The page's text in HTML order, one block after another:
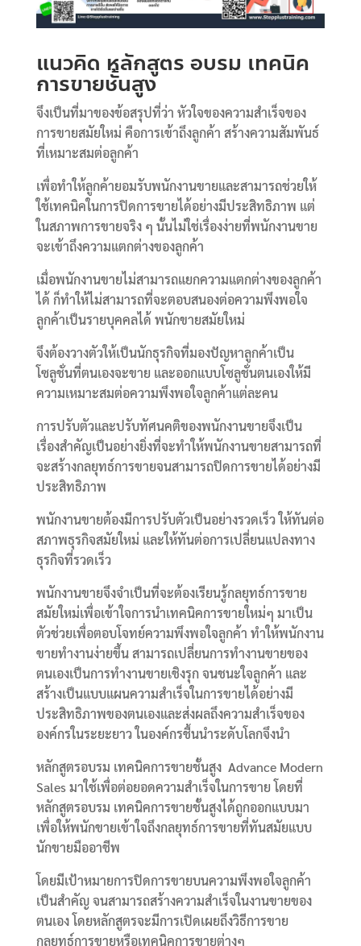
แนวคิด หลักสูตร อบรม เทคนิค
การขายชั้นสูง
จึงเป็นที่มาของข้อสรุปที่ว่า หัวใจของความสำเร็จของ
การขายสมัยใหม่ คือการเข้าถึงลูกค้า สร้างความสัมพันธ์
ที่เหมาะสมต่อลูกค้า
เพื่อทำให้ลูกค้ายอมรับพนักงานขายและสามารถช่วยให้
ใช้เทคนิคในการปิดการขายได้อย่างมีประสิทธิภาพ แต่
ในสภาพการขายจริง ๆ นั้นไม่ใช่เรื่องง่ายที่พนักงานขาย
จะเข้าถึงความแตกต่างของลูกค้า
เมื่อพนักงานขายไม่สามารถแยกความแตกต่างของลูกค้า
ได้ ก็ทำให้ไม่สามารถที่จะตอบสนองต่อความพึงพอใจ
ลูกค้าเป็นรายบุคคลได้ พนักขายสมัยใหม่
จึงต้องวางตัวให้เป็นนักธุรกิจที่มองปัญหาลูกค้าเป็น
โซลูชั่นที่ตนเองจะขาย และออกแบบโซลูชั่นตนเองให้มี
ความเหมาะสมต่อความพึงพอใจลูกค้าแต่ละคน
การปรับตัวและปรับทัศนคติของพนักงานขายจึงเป็น
เรื่องสำคัญเป็นอย่างยิ่งที่จะทำให้พนักงานขายสามารถที่
จะสร้างกลยุทธ์การขายจนสามารถปิดการขายได้อย่างมี
ประสิทธิภาพ
พนักงานขายต้องมีการปรับตัวเป็นอย่างรวดเร็ว ให้ทันต่อ
สภาพธุรกิจสมัยใหม่ และให้ทันต่อการเปลี่ยนแปลงทาง
ธุรกิจที่รวดเร็ว
พนักงานขายจึงจำเป็นที่จะต้องเรียนรู้กลยุทธ์การขาย
สมัยใหม่เพื่อเข้าใจการนำเทคนิคการขายใหม่ๆ มาเป็น
ตัวช่วยเพื่อตอบโจทย์ความพึงพอใจลูกค้า ทำให้พนักงาน
ขายทำงานง่ายขึ้น สามารถเปลี่ยนการทำงานขายของ
ตนเองเป็นการทำงานขายเชิงรุก จนชนะใจลูกค้า และ
สร้างเป็นแบบแผนความสำเร็จในการขายได้อย่างมี
ประสิทธิภาพของตนเองและส่งผลถึงความสำเร็จของ
องค์กรในระยะยาว ในองค์กรชื้นนำระดับโลกจึงนำ
หลักสูตรอบรม เทคนิคการขายชั้นสูง Advance Modern
Sales มาใช้เพื่อต่อยอดความสำเร็จในการขาย โดยที่
หลักสูตรอบรม เทคนิคการขายชั้นสูงได้ถูกออกแบบมา
เพื่อให้พนักขายเข้าใจถึงกลยุทธ์การขายที่ทันสมัยแบบ
นักขายมืออาชีพ
โดยมีเป้าหมายการปิดการขายบนความพึงพอใจลูกค้า
เป็นสำคัญ จนสามารถสร้างความสำเร็จในงานขายของ
ตนเอง โดยหลักสูตรจะมีการเปิดเผยถึงวิธีการขาย
กลยุทธ์การขายหรือเทคนิคการขายต่างๆ